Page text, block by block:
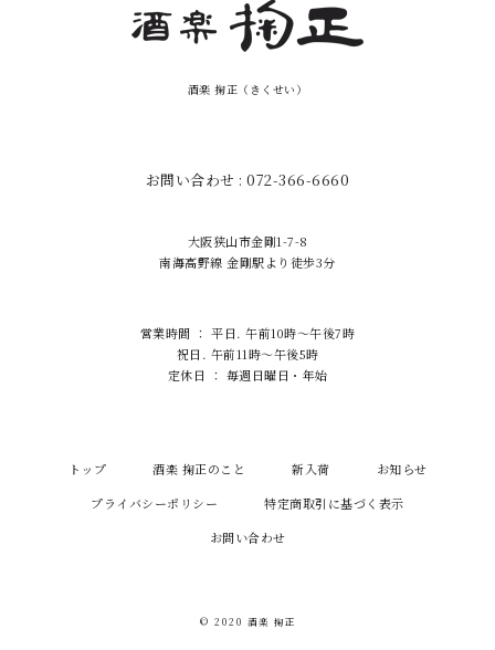
酒楽 掬正（きくせい）
お問い合わせ : 072-366-6660
大阪狭山市金剛1-7-8
南海高野線 金剛駅より徒歩3分
営業時間 ： 平日. 午前10時～午後7時
祝日. 午前11時～午後5時
定休日 ： 毎週日曜日・年始
トップ 酒楽 掬正のこと 新入荷
お知らせ
プライバシーポリシー
特定商取引に基づく表示
お問い合わせ
© 2020 酒楽 掬正